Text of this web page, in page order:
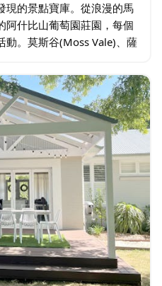
現的景點寶庫。從浪漫的馬
阿什比山葡萄園莊園，每個
動。莫斯谷(Moss Vale)、薩